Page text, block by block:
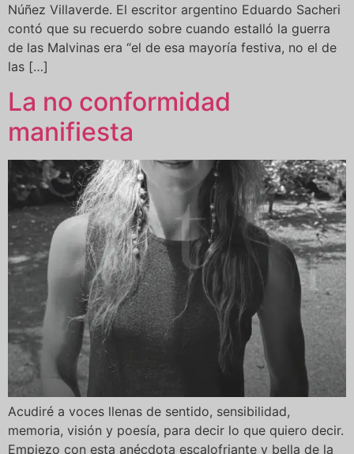
Núñez Villaverde. El escritor argentino Eduardo Sacheri
contó que su recuerdo sobre cuando estalló la guerra
de las Malvinas era “el de esa mayoría festiva, no el de
las […]
La no conformidad
manifiesta
Acudiré a voces llenas de sentido, sensibilidad,
memoria, visión y poesía, para decir lo que quiero decir.
Empiezo con esta anécdota escalofriante y bella de la